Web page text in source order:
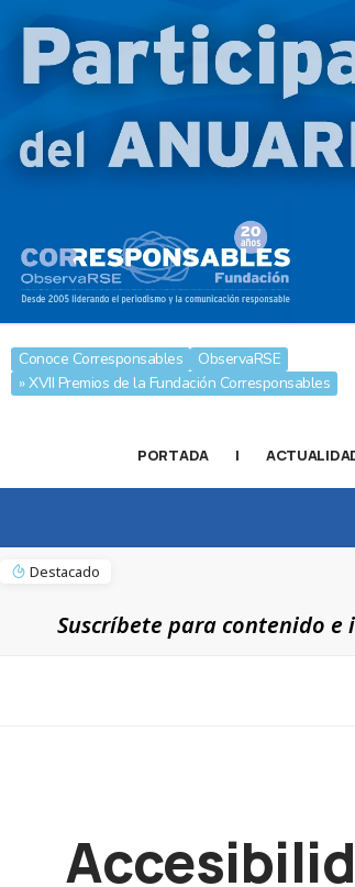
Conoce Corresponsables
ObservaRSE
» XVII Premios de la Fundación Corresponsables
PORTADA |
Destacado
Suscríbete para contenido e